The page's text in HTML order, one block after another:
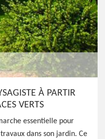
À PARTIR
VERTS
essentielle pour
dans son jardin. Ce